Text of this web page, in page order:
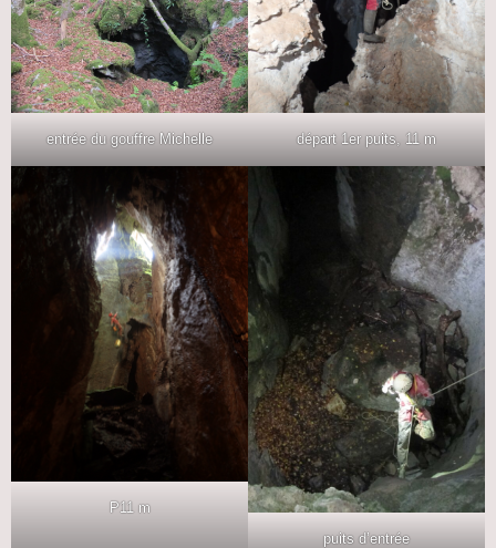
entrée du gouffre Michelle départ 1er puits, 11 m
P11 m
puits d’entrée